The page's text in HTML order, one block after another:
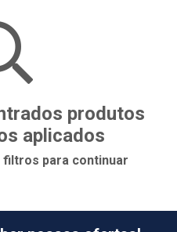
produtos
aplicados
filtros para continuar